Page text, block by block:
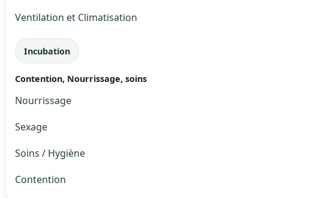
Ventilation et Climatisation
Incubation
Contention, Nourrissage, soins
Nourrissage
Sexage
Soins / Hygiène
Contention